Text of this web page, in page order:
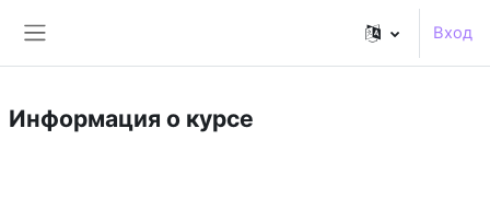
Вход
Информация о курсе